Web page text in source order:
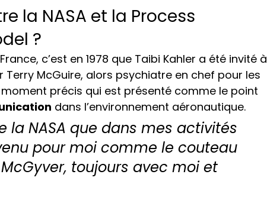
la NASA et la Process
?
c’est en 1978 que Taibi Kahler a été invité à
Terry McGuire, alors psychiatre en chef pour les
précis qui est présenté comme le point
dans l’environnement aéronautique.
la NASA que dans mes activités
pour moi comme le couteau
toujours avec moi et